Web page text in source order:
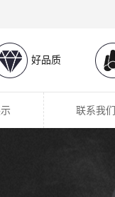
好品质
联系我们